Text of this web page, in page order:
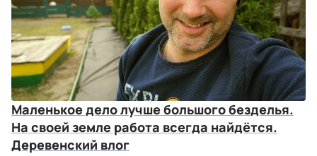
Маленькое дело лучше большого безделья.
На своей земле работа всегда найдётся.
Деревенский влог